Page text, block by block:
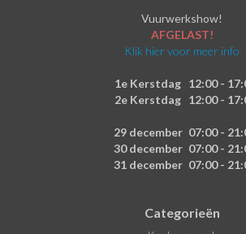
Vuurwerkshow!
AFGELAST!
Klik hier voor meer info
1e Kerstdag 12:00 -
2e Kerstdag 12:00 -
29 december 07:00 -
30 december 07:00 -
31 december 07:00 -
Categorieën